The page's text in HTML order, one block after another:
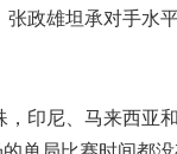
政雄坦承对手水
尼、马来西亚